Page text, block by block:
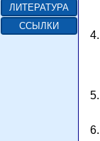
ЛИТЕРАТУРА
ССЫЛКИ
4.
5.
6.